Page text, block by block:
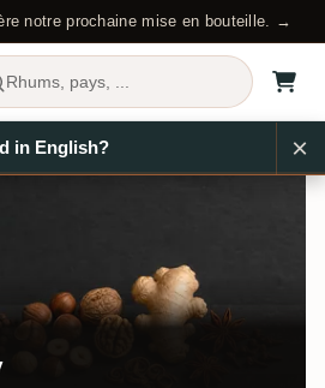
notre prochaine mise en bouteille. →
Rhums, pays, ...
Mount Gay
in English? ×